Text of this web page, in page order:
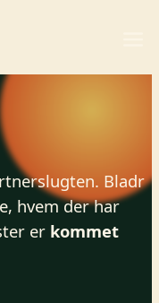
Bladr
hvem der har
er kommet